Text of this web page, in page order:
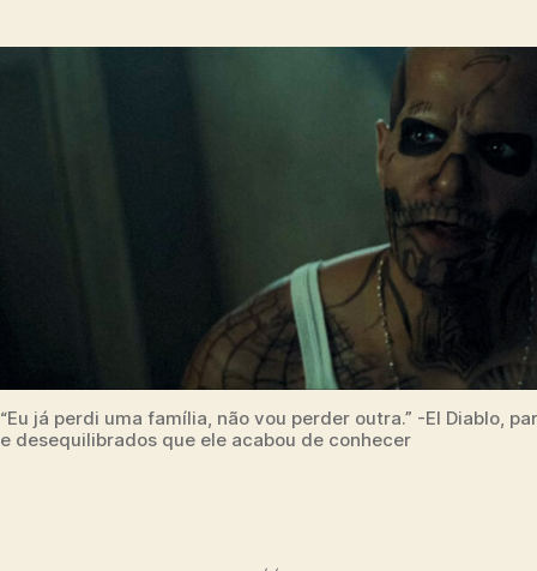
“Eu já perdi uma família, não vou perder outra.” -El Diablo,
e desequilibrados que ele acabou de conhecer